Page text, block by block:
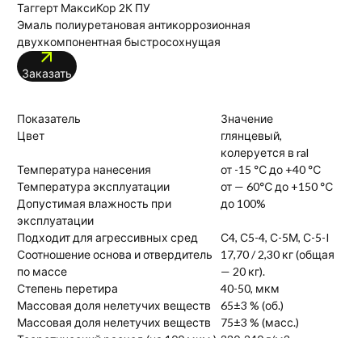
Таггерт МаксиКор 2К ПУ
Эмаль полиуретановая антикоррозионная
двухкомпонентная быстросохнущая
Заказать
Показатель
Значение
Цвет
глянцевый,
колеруется в ral
Температура нанесения
от -15 ℃ до +40 ℃
Температура эксплуатации
от — 60℃ до +150 ℃
Допустимая влажность при
эксплуатации
до 100%
Подходит для агрессивных сред
С4, С5-4, С-5М, С-5-I
Соотношение основа и отвердитель
по массе
17,70 / 2,30 кг (общая
— 20 кг).
Степень перетира
40-50, мкм
Массовая доля нелетучих веществ
65±3 % (об.)
Массовая доля нелетучих веществ
75±3 % (масс.)